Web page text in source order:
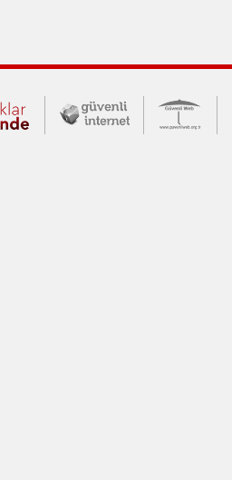
İletişim Merkezi
Çocuklar Güvende (yeni
Güvenli